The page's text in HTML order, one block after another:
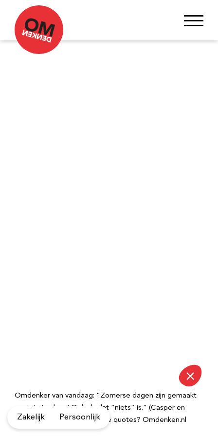
Omdenker van vandaag: “Zomerse dagen zijn gemaakt
om iets te doen! Ook als dat “niets” is.” (Casper en
Hobbes) – Meer inspirerende quotes? Omdenken.nl
Zakelijk Persoonlijk